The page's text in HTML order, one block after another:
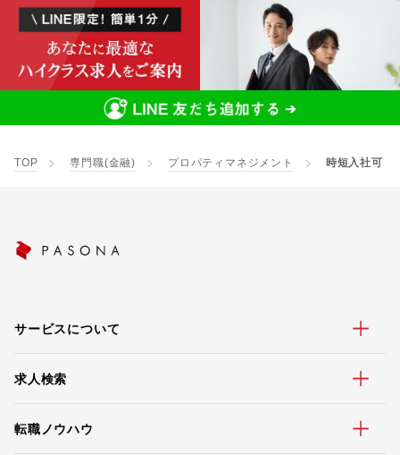
TOP 専門職(金融) プロパティマネジメント 時短入社可
サービスについて
求人検索
転職ノウハウ